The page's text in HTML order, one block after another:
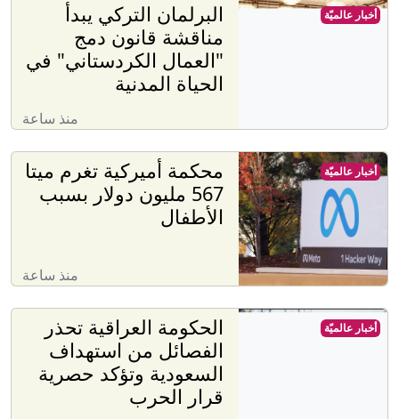
البرلمان التركي يبدأ
مناقشة قانون دمج
"العمال الكردستاني" في
الحياة المدنية
منذ ساعة
أخبار عالميّة
محكمة أميركية تغرم ميتا
567 مليون دولار بسبب
الأطفال
منذ ساعة
أخبار عالميّة
الحكومة العراقية تحذر
الفصائل من استهداف
السعودية وتؤكد حصرية
قرار الحرب
أخبار عالميّة